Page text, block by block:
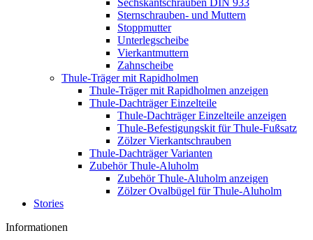
Sternschrauben- und Muttern
Stoppmutter
Unterlegscheibe
Vierkantmuttern
Zahnscheibe
Thule-Träger mit Rapidholmen
Thule-Träger mit Rapidholmen anzeigen
Thule-Dachträger Einzelteile
Thule-Dachträger Einzelteile anzeigen
Thule-Befestigungskit für Thule-Fußsatz
Zölzer Vierkantschrauben
Thule-Dachträger Varianten
Zubehör Thule-Aluholm
Zubehör Thule-Aluholm anzeigen
Zölzer Ovalbügel für Thule-Aluholm
Stories
Informationen